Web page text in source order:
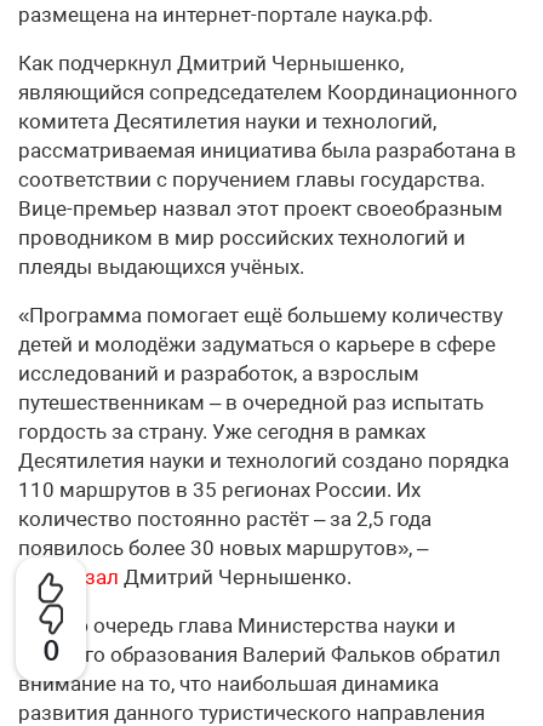
0
размещена на интернет-портале наука.рф.
Как подчеркнул Дмитрий Чернышенко,
являющийся сопредседателем Координационного
комитета Десятилетия науки и технологий,
рассматриваемая инициатива была разработана в
соответствии с поручением главы государства.
Вице-премьер назвал этот проект своеобразным
проводником в мир российских технологий и
плеяды выдающихся учёных.
«Программа помогает ещё большему количеству
детей и молодёжи задуматься о карьере в сфере
исследований и разработок, а взрослым
путешественникам – в очередной раз испытать
гордость за страну. Уже сегодня в рамках
Десятилетия науки и технологий создано порядка
110 маршрутов в 35 регионах России. Их
количество постоянно растёт – за 2,5 года
появилось более 30 новых маршрутов», –
рассказал Дмитрий Чернышенко.
В свою очередь глава Министерства науки и
высшего образования Валерий Фальков обратил
внимание на то, что наибольшая динамика
развития данного туристического направления